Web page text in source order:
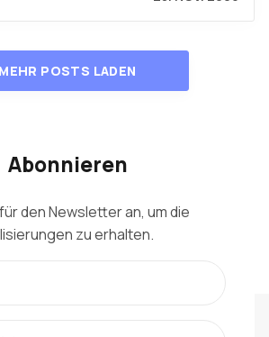
MEHR POSTS LADEN
Abonnieren
den Newsletter an, um die
zu erhalten.